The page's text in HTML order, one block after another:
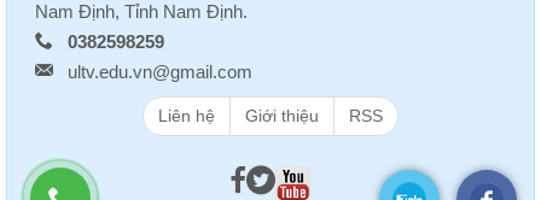
Nam Định, Tỉnh Nam Định.
0382598259
ultv.edu.vn@gmail.com
Liên hệ Giới thiệu RSS